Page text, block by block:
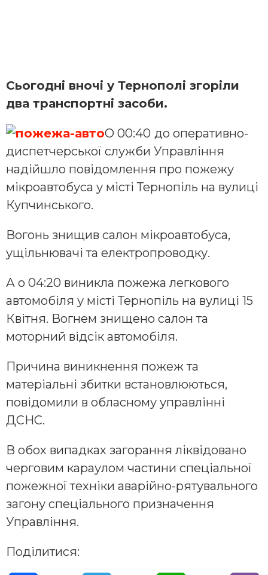
Сьогодні вночі у Тернополі згоріли
два транспортні засоби.
О 00:40 до оперативно-
диспетчерської служби Управління
надійшло повідомлення про пожежу
мікроавтобуса у місті Тернопіль на вулиці
Купчинського.
Вогонь знищив салон мікроавтобуса,
ущільнювачі та електропроводку.
А о 04:20 виникла пожежа легкового
автомобіля у місті Тернопіль на вулиці 15
Квітня. Вогнем знищено салон та
моторний відсік автомобіля.
Причина виникнення пожеж та
матеріальні збитки встановлюються,
повідомили в обласному управлінні
ДСНС.
В обох випадках загорання ліквідовано
черговим караулом частини спеціальної
пожежної техніки аварійно-рятувального
загону спеціального призначення
Управління.
Поділитися: